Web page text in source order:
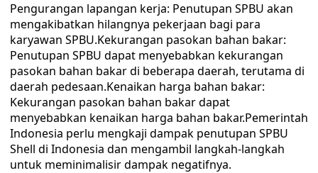
Pengurangan lapangan kerja: Penutupan SPBU akan
mengakibatkan hilangnya pekerjaan bagi para
karyawan SPBU.Kekurangan pasokan bahan bakar:
Penutupan SPBU dapat menyebabkan kekurangan
pasokan bahan bakar di beberapa daerah, terutama di
daerah pedesaan.Kenaikan harga bahan bakar:
Kekurangan pasokan bahan bakar dapat
menyebabkan kenaikan harga bahan bakar.Pemerintah
Indonesia perlu mengkaji dampak penutupan SPBU
Shell di Indonesia dan mengambil langkah-langkah
untuk meminimalisir dampak negatifnya.